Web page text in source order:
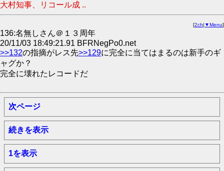
大村知事、リコール成 ..
[2ch| ▼Menu]
136:名無しさん＠１３周年
20/11/03 18:49:21.91 BFRNegPo0.net
>>132の指摘がレス先>>129に完全に当てはまるのは新手のギ
ャグか？
完全に壊れたレコードだ
次ページ
続きを表示
1を表示